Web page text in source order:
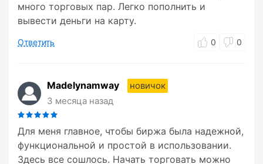
много торговых пар. Легко пополнить и
вывести деньги на карту.
Ответить 0 0
Madelynamway
новичок
3 месяца назад
Для меня главное, чтобы биржа была надежной,
функциональной и простой в использовании.
Здесь все сошлось. Начать торговать можно